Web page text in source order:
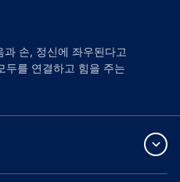
손, 정신에 좌우된다고
두를 연결하고 힘을 주는